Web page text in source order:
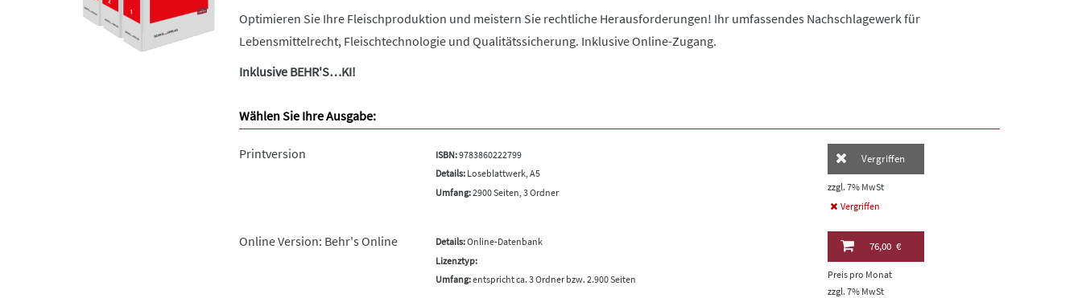
Optimieren Sie Ihre Fleischproduktion und meistern Sie rechtliche Herausforderungen! Ihr umfassendes Nachschlagewerk für
Lebensmittelrecht, Fleischtechnologie und Qualitätssicherung. Inklusive Online-Zugang.
Inklusive BEHR'S…KI!
Wählen Sie Ihre Ausgabe:
Printversion ISBN:9783860222799
Details:Loseblattwerk, A5
Umfang:2900 Seiten, 3 Ordner
Vergriffen
zzgl. 7% MwSt
Vergriffen
Online Version: Behr's Online Details:Online-Datenbank
Lizenztyp:
Umfang:entspricht ca. 3 Ordner bzw. 2.900 Seiten
76,00 €
Preis pro Monat
zzgl. 7% MwSt